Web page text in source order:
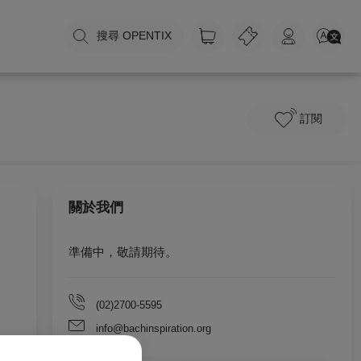
搜尋 OPENTIX
訂閱
關於我們
(02)2700-5595
info@bachinspiration.org